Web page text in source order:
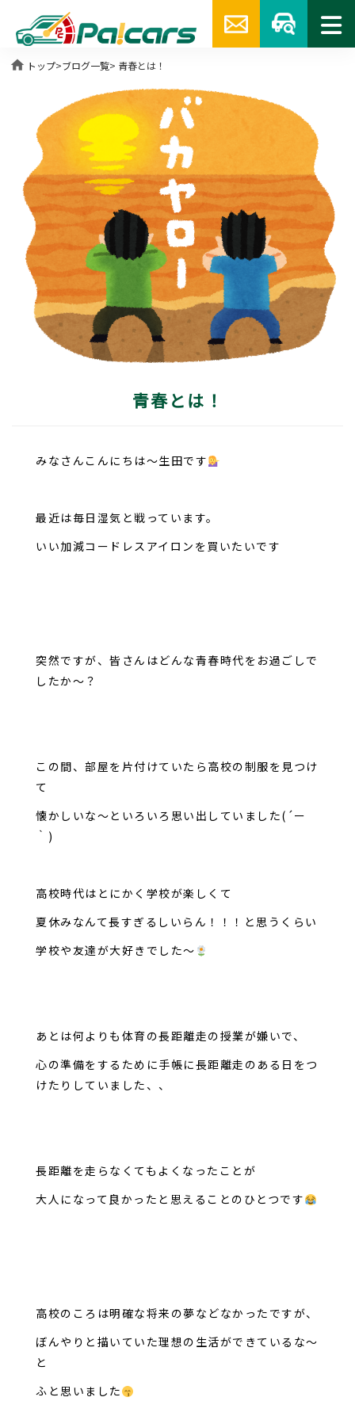
home トップ>ブログ一覧> 青春とは！
青春とは！
みなさんこんにちは～生田です
最近は毎日湿気と戦っています。
いい加減コードレスアイロンを買いたいです
突然ですが、皆さんはどんな青春時代をお過ごしで
したか～？
この間、部屋を片付けていたら高校の制服を見つけ
て
懐かしいな～といろいろ思い出していました(´ー
｀)
高校時代はとにかく学校が楽しくて
夏休みなんて長すぎるしいらん！！！と思うくらい
学校や友達が大好きでした～
あとは何よりも体育の長距離走の授業が嫌いで、
心の準備をするために手帳に長距離走のある日をつ
けたりしていました、、
長距離を走らなくてもよくなったことが
大人になって良かったと思えることのひとつです
高校のころは明確な将来の夢などなかったですが、
ぼんやりと描いていた理想の生活ができているな～
と
ふと思いました